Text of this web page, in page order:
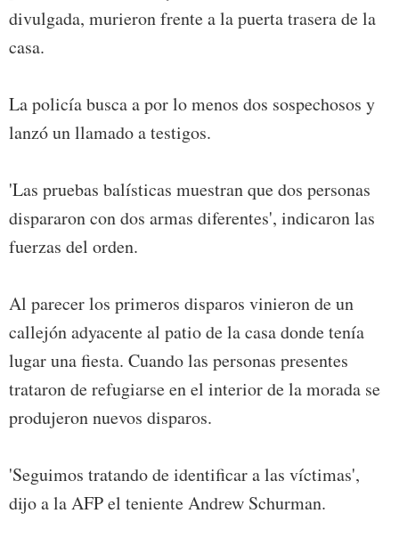
divulgada, murieron frente a la puerta trasera de la
casa.
La policía busca a por lo menos dos sospechosos y
lanzó un llamado a testigos.
'Las pruebas balísticas muestran que dos personas
dispararon con dos armas diferentes', indicaron las
fuerzas del orden.
Al parecer los primeros disparos vinieron de un
callejón adyacente al patio de la casa donde tenía
lugar una fiesta. Cuando las personas presentes
trataron de refugiarse en el interior de la morada se
produjeron nuevos disparos.
'Seguimos tratando de identificar a las víctimas',
dijo a la AFP el teniente Andrew Schurman.